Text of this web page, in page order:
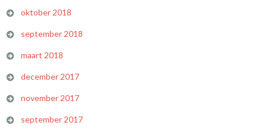
oktober 2018
september 2018
maart 2018
december 2017
november 2017
september 2017